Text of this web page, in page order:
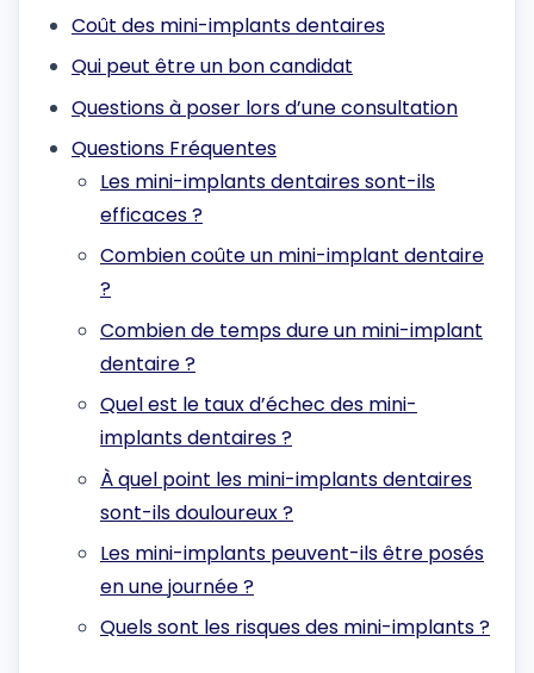
Coût des mini-implants dentaires
Qui peut être un bon candidat
Questions à poser lors d’une consultation
Questions Fréquentes
Les mini-implants dentaires sont-ils
efficaces ?
Combien coûte un mini-implant dentaire
?
Combien de temps dure un mini-implant
dentaire ?
Quel est le taux d’échec des mini-
implants dentaires ?
À quel point les mini-implants dentaires
sont-ils douloureux ?
Les mini-implants peuvent-ils être posés
en une journée ?
Quels sont les risques des mini-implants ?